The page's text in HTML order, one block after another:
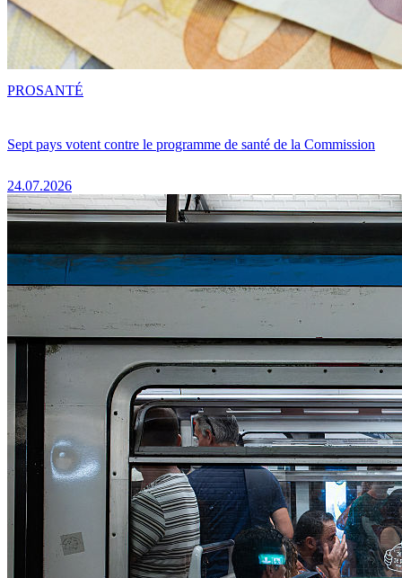
Sept pays votent contre le programme de santé de la Commission
24.07.2026
PROSANTÉ